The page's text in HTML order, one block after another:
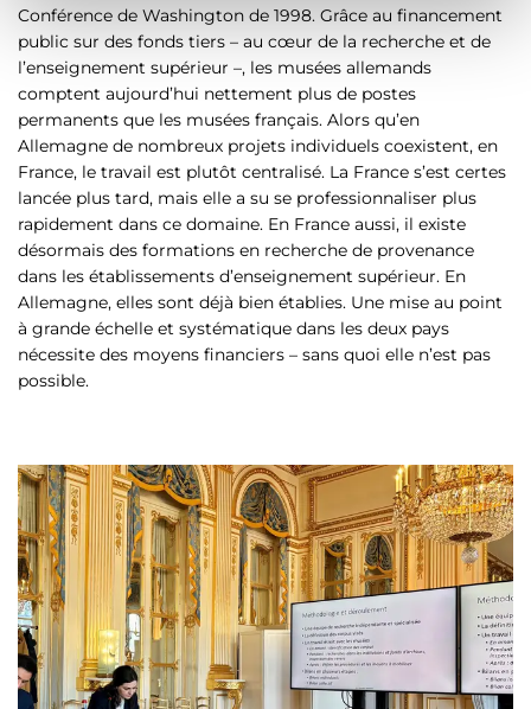
eConférence de Washington de 1998. Grâce au financement
public sur des fonds tiers – au cœur de la recherche et de
l’enseignement supérieur –, les musées allemands
comptent aujourd’hui nettement plus de postes
permanents que les musées français. Alors qu’en
Allemagne de nombreux projets individuels coexistent, en
France, le travail est plutôt centralisé. La France s’est certes
lancée plus tard, mais elle a su se professionnaliser plus
rapidement dans ce domaine. En France aussi, il existe
désormais des formations en recherche de provenance
dans les établissements d’enseignement supérieur. En
Allemagne, elles sont déjà bien établies. Une mise au point
à grande échelle et systématique dans les deux pays
nécessite des moyens financiers – sans quoi elle n’est pas
possible.